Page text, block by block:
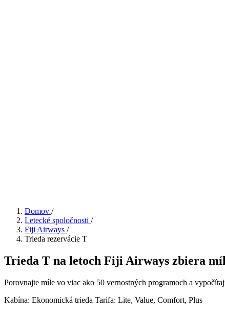
Domov /
Letecké spoločnosti /
Fiji Airways /
Trieda rezervácie T
Trieda T na letoch Fiji Airways zbiera
Porovnajte míle vo viac ako 50 vernostných programoch a
Kabína: Ekonomická trieda Tarifa: Lite, Value, Comfort, Plus